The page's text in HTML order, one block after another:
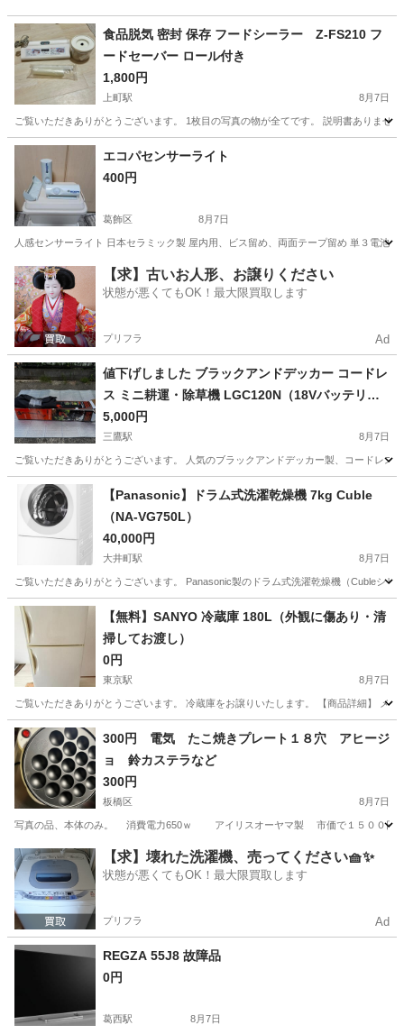
食品脱気 密封 保存 フードシーラー Z-FS210 フ
ードセーバー ロール付き
1,800円
上町駅 8月7日
ご覧いただきありがとうございます。 1枚目の写真の物が全てです。 説明書ありま
東京 世田谷区 上町駅 キッチン家電
エコパセンサーライト
400円
葛飾区 8月7日
人感センサーライト 日本セラミック製 屋内用、ビス留め、両面テープ留め 単３電池
東京 葛飾区 生活家電
【求】古いお人形、お譲りください
状態が悪くてもOK！最大限買取します
プリフラ Ad
値下げしました ブラックアンドデッカー コードレ
ス ミニ耕運・除草機 LGC120N（18Vバッテリ
ー・充電器・バッグ付き）家庭菜園・草刈りに！
5,000円
三鷹駅 8月7日
ご覧いただきありがとうございます。 人気のブラックアンドデッカー製、コードレ
東京 三鷹市 その他 家庭菜園
【Panasonic】ドラム式洗濯乾燥機 7kg Cuble
（NA-VG750L）
40,000円
大井町駅 8月7日
ご覧いただきありがとうございます。 Panasonic製のドラム式洗濯乾燥機（Cubleシ
東京 品川区 大井町駅 生活家電
【無料】SANYO 冷蔵庫 180L（外観に傷あり・清
掃してお渡し）
0円
東京駅 8月7日
ご覧いただきありがとうございます。 冷蔵庫をお譲りいたします。 【商品詳細】 メ
東京 千代田区 東京駅 キッチン家電
300円 電気 たこ焼きプレート１８穴 アヒージ
ョ 鈴カステラなど
300円
板橋区 8月7日
写真の品、本体のみ。 消費電力650ｗ アイリスオーヤマ製 市価
東京 板橋区 キッチン家電 たこ焼き
【求】壊れた洗濯機、売ってください🧺✨
状態が悪くてもOK！最大限買取します
プリフラ Ad
REGZA 55J8 故障品
0円
葛西駅 8月7日